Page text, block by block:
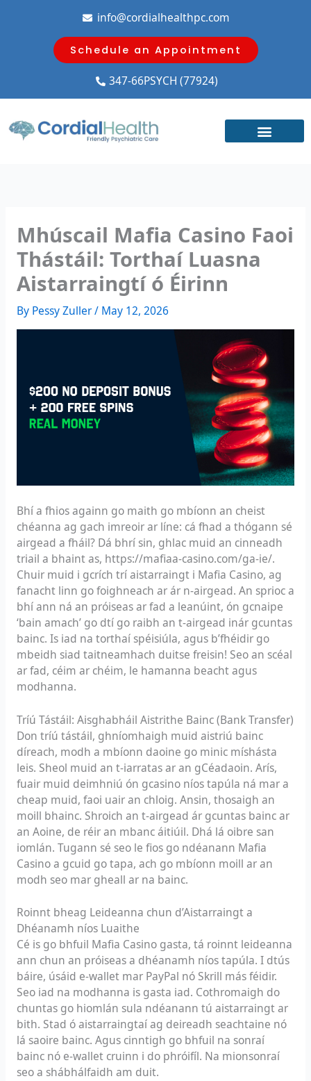
info@cordialhealthpc.com
Schedule an Appointment
347-66PSYCH (77924)
Mhúscail Mafia Casino Faoi
Thástáil: Torthaí Luasna
Aistarraingtí ó Éirinn
By Pessy Zuller/ May 12, 2026
Bhí a fhios againn go maith go mbíonn an cheist
chéanna ag gach imreoir ar líne: cá fhad a thógann sé
airgead a fháil? Dá bhrí sin, ghlac muid an cinneadh
triail a bhaint as, https://mafiaa-casino.com/ga-ie/.
Chuir muid i gcrích trí aistarraingt i Mafia Casino, ag
fanacht linn go foighneach ar ár n-airgead. An sprioc a
bhí ann ná an próiseas ar fad a leanúint, ón gcnaipe
‘bain amach’ go dtí go raibh an t-airgead inár gcuntas
bainc. Is iad na torthaí spéisiúla, agus b’fhéidir go
mbeidh siad taitneamhach duitse freisin! Seo an scéal
ar fad, céim ar chéim, le hamanna beacht agus
modhanna.
Tríú Tástáil: Aisghabháil Aistrithe Bainc (Bank Transfer)
Don tríú tástáil, ghníomhaigh muid aistriú bainc
díreach, modh a mbíonn daoine go minic míshásta
leis. Sheol muid an t-iarratas ar an gCéadaoin. Arís,
fuair muid deimhniú ón gcasino níos tapúla ná mar a
cheap muid, faoi uair an chloig. Ansin, thosaigh an
moill bhainc. Shroich an t-airgead ár gcuntas bainc ar
an Aoine, de réir an mbanc áitiúil. Dhá lá oibre san
iomlán. Tugann sé seo le fios go ndéanann Mafia
Casino a gcuid go tapa, ach go mbíonn moill ar an
modh seo mar gheall ar na bainc.
Roinnt bheag Leideanna chun d’Aistarraingt a
Dhéanamh níos Luaithe
Cé is go bhfuil Mafia Casino gasta, tá roinnt leideanna
ann chun an próiseas a dhéanamh níos tapúla. I dtús
báire, úsáid e-wallet mar PayPal nó Skrill más féidir.
Seo iad na modhanna is gasta iad. Cothromaigh do
chuntas go hiomlán sula ndéanann tú aistarraingt ar
bith. Stad ó aistarraingtaí ag deireadh seachtaine nó
lá saoire bainc. Agus cinntigh go bhfuil na sonraí
bainc nó e-wallet cruinn i do phróifíl. Na mionsonraí
seo a shábhálfaidh am duit.